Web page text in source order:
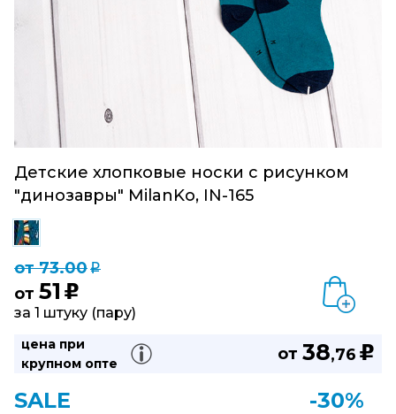
Детские хлопковые носки с рисунком
"динозавры" MilanKo, IN-165
от 73.00q
от 51 u
за 1 штуку (пару)
цена при
крупном опте
от 38,76 u
SALE -30%